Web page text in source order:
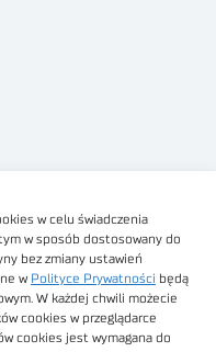
w celu świadczenia
w sposób dostosowany do
bez zmiany ustawień
w Polityce Prywatności będą
W każdej chwili możecie
cookies w przeglądarce
cookies jest wymagana do